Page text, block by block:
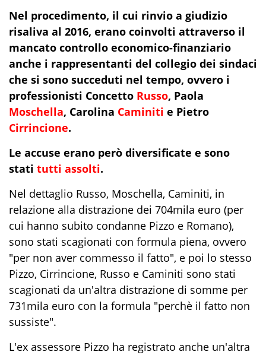
Nel procedimento, il cui rinvio a giudizio
risaliva al 2016, erano coinvolti attraverso il
mancato controllo economico-finanziario
anche i rappresentanti del collegio dei sindaci
che si sono succeduti nel tempo, ovvero i
professionisti Concetto Russo, Paola
Moschella, Carolina Caminiti e Pietro
Cirrincione.
Le accuse erano però diversificate e sono
stati tutti assolti.
Nel dettaglio Russo, Moschella, Caminiti, in
relazione alla distrazione dei 704mila euro (per
cui hanno subito condanne Pizzo e Romano),
sono stati scagionati con formula piena, ovvero
"per non aver commesso il fatto", e poi lo stesso
Pizzo, Cirrincione, Russo e Caminiti sono stati
scagionati da un'altra distrazione di somme per
731mila euro con la formula "perchè il fatto non
sussiste".
L'ex assessore Pizzo ha registrato anche un'altra